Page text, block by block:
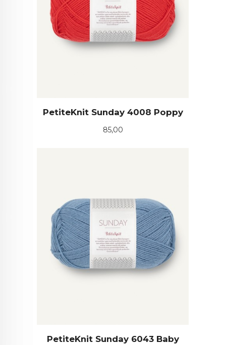
PetiteKnit Sunday 4008 Poppy
Pris
85,00
PetiteKnit Sunday 6043 Baby